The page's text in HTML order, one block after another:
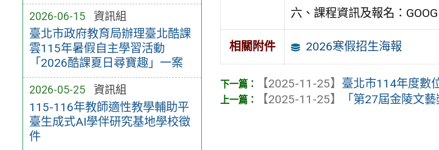
2026-06-15 資訊組
臺北市政府教育局辦理臺北酷課
雲115年暑假自主學習活動
「2026酷課夏日尋寶趣」一案
2026-05-25 資訊組
115-116年教師適性教學輔助平
臺生成式AI學伴研究基地學校徵
件
六、課程資訊及報名：
相關附件 2026寒假招生海報
【2025-11-25】 臺北市114年度數
【2025-11-25】
「第27屆金陵文藝